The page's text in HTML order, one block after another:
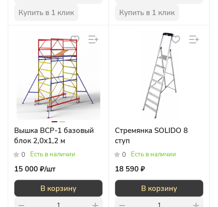
Купить в 1 клик Купить в 1 клик
Вышка ВСР-1 базовый
блок 2,0х1,2 м
0 Есть в наличии
15 000 ₽/шт
В корзину
Стремянка SOLIDO 8
ступ
0 Есть в наличии
18 590 ₽
В корзину